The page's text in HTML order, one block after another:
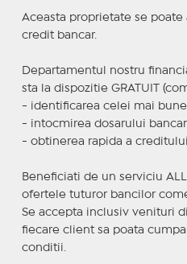
Aceasta proprietate se
credit bancar.
Departamentul nostru
sta la dispozitie GRATUIT
- identificarea celei mai
- intocmirea dosarului
- obtinerea rapida a
Beneficiati de un serviciu
ofertele tuturor bancilor
Se accepta inclusiv venituri
fiecare client sa poata
conditii.